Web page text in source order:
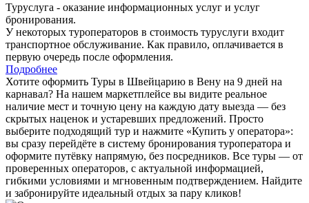
Туруслуга - оказание информационных услуг и услуг
бронирования.
У некоторых туроператоров в стоимость туруслуги входит
транспортное обслуживание. Как правило, оплачивается в
первую очередь после оформления.
Подробнее
Хотите оформить Туры в Швейцарию в Вену на 9 дней на
карнавал? На нашем маркетплейсе вы видите реальное
наличие мест и точную цену на каждую дату выезда — без
скрытых наценок и устаревших предложений. Просто
выберите подходящий тур и нажмите «Купить у оператора»:
вы сразу перейдёте в систему бронирования туроператора и
оформите путёвку напрямую, без посредников. Все туры — от
проверенных операторов, с актуальной информацией,
гибкими условиями и мгновенным подтверждением. Найдите
и забронируйте идеальный отдых за пару кликов!